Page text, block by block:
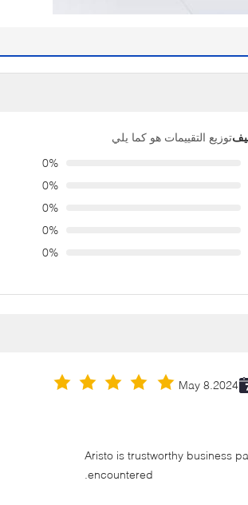
توزيع التقييمات هو كما يلي
0%
0%
0%
0%
0%
May 8.2024
Aristo is trustworthy business
encountered.